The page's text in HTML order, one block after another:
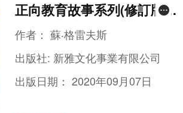
正向教育故事系列(修訂版)
一套10冊(新雅‧點讀樂園)
作者：蘇‧格雷夫斯
出版社: 新雅文化事業有限公司
出版日期：2020年09月07日